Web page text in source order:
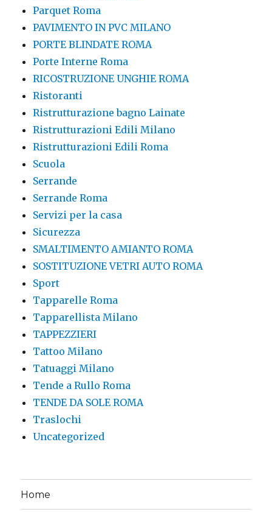
Parquet Roma
PAVIMENTO IN PVC MILANO
PORTE BLINDATE ROMA
Porte Interne Roma
RICOSTRUZIONE UNGHIE ROMA
Ristoranti
Ristrutturazione bagno Lainate
Ristrutturazioni Edili Milano
Ristrutturazioni Edili Roma
Scuola
Serrande
Serrande Roma
Servizi per la casa
Sicurezza
SMALTIMENTO AMIANTO ROMA
SOSTITUZIONE VETRI AUTO ROMA
Sport
Tapparelle Roma
Tapparellista Milano
TAPPEZZIERI
Tattoo Milano
Tatuaggi Milano
Tende a Rullo Roma
TENDE DA SOLE ROMA
Traslochi
Uncategorized
Home